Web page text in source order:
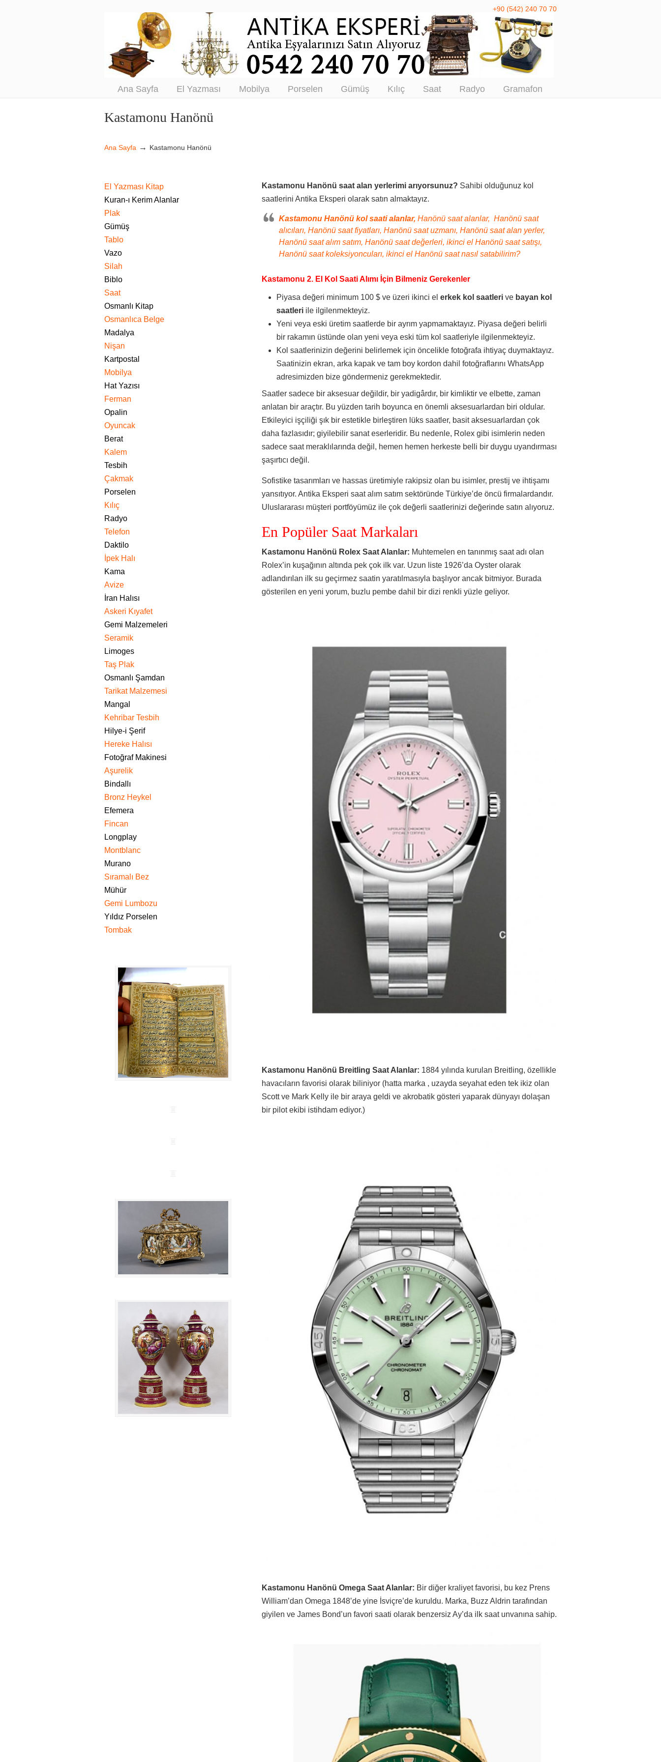
Antikacı – Antika Eşya Alanlar – Antika Alım
Satım
+90 (542) 240 70 70
Ana Sayfa El Yazması Mobilya Porselen Gümüş Kılıç Saat Radyo Gramafon
Navigation
Kastamonu Hanönü
Ana Sayfa → Kastamonu Hanönü
Kastamonu Hanönü saat alan yerlerimi arıyorsunuz? Sahibi olduğunuz kol
saatlerini Antika Eksperi olarak satın almaktayız.
Kastamonu Hanönü kol saati alanlar, Hanönü saat alanlar, Hanönü saat
alıcıları, Hanönü saat fiyatları, Hanönü saat uzmanı, Hanönü saat alan yerler,
Hanönü saat alım satım, Hanönü saat değerleri, ikinci el Hanönü saat satışı,
Hanönü saat koleksiyoncuları, ikinci el Hanönü saat nasıl satabilirim?
Kastamonu 2. El Kol Saati Alımı İçin Bilmeniz Gerekenler
Piyasa değeri minimum 100 $ ve üzeri ikinci el erkek kol saatleri ve bayan kol
saatleri ile ilgilenmekteyiz.
Yeni veya eski üretim saatlerde bir ayrım yapmamaktayız. Piyasa değeri belirli
bir rakamın üstünde olan yeni veya eski tüm kol saatleriyle ilgilenmekteyiz.
Kol saatlerinizin değerini belirlemek için öncelikle fotoğrafa ihtiyaç duymaktayız.
Saatinizin ekran, arka kapak ve tam boy kordon dahil fotoğraflarını WhatsApp
adresimizden bize göndermeniz gerekmektedir.
Saatler sadece bir aksesuar değildir, bir yadigârdır, bir kimliktir ve elbette, zaman
anlatan bir araçtır. Bu yüzden tarih boyunca en önemli aksesuarlardan biri oldular.
Etkileyici işçiliği şık bir estetikle birleştiren lüks saatler, basit aksesuarlardan çok
daha fazlasıdır; giyilebilir sanat eserleridir. Bu nedenle, Rolex gibi isimlerin neden
sadece saat meraklılarında değil, hemen hemen herkeste belli bir duygu uyandırması
şaşırtıcı değil.
Sofistike tasarımları ve hassas üretimiyle rakipsiz olan bu isimler, prestij ve ihtişamı
yansıtıyor. Antika Eksperi saat alım satım sektöründe Türkiye’de öncü firmalardandır.
Uluslararası müşteri portföyümüz ile çok değerli saatlerinizi değerinde satın alıyoruz.
En Popüler Saat Markaları
Kastamonu Hanönü Rolex Saat Alanlar: Muhtemelen en tanınmış saat adı olan
Rolex’in kuşağının altında pek çok ilk var. Uzun liste 1926’da Oyster olarak
adlandırılan ilk su geçirmez saatin yaratılmasıyla başlıyor ancak bitmiyor. Burada
gösterilen en yeni yorum, buzlu pembe dahil bir dizi renkli yüzle geliyor.
Kastamonu Hanönü Breitling Saat Alanlar: 1884 yılında kurulan Breitling, özellikle
havacıların favorisi olarak biliniyor (hatta marka , uzayda seyahat eden tek ikiz olan
Scott ve Mark Kelly ile bir araya geldi ve akrobatik gösteri yaparak dünyayı dolaşan
bir pilot ekibi istihdam ediyor.)
Kastamonu Hanönü Omega Saat Alanlar: Bir diğer kraliyet favorisi, bu kez Prens
William’dan Omega 1848’de yine İsviçre’de kuruldu. Marka, Buzz Aldrin tarafından
giyilen ve James Bond’un favori saati olarak benzersiz Ay’da ilk saat unvanına sahip.
El Yazması Kitap
Kuran-ı Kerim Alanlar
Plak
Gümüş
Tablo
Vazo
Silah
Biblo
Saat
Osmanlı Kitap
Osmanlıca Belge
Madalya
Nişan
Kartpostal
Mobilya
Hat Yazısı
Ferman
Opalin
Oyuncak
Berat
Kalem
Tesbih
Çakmak
Porselen
Kılıç
Radyo
Telefon
Daktilo
İpek Halı
Kama
Avize
İran Halısı
Askeri Kıyafet
Gemi Malzemeleri
Seramik
Limoges
Taş Plak
Osmanlı Şamdan
Tarikat Malzemesi
Mangal
Kehribar Tesbih
Hilye-i Şerif
Hereke Halısı
Fotoğraf Makinesi
Aşurelik
Bindallı
Bronz Heykel
Efemera
Fincan
Longplay
Montblanc
Murano
Sıramalı Bez
Mühür
Gemi Lumbozu
Yıldız Porselen
Tombak